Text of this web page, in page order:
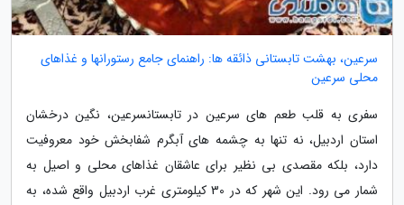
سرعین، بهشت تابستانی ذائقه ها: راهنمای جامع رستورانها و غذاهای
محلی سرعین
سفری به قلب طعم های سرعین در تابستانسرعین، نگین درخشان
استان اردبیل، نه تنها به چشمه های آبگرم شفابخش خود معروفیت
دارد، بلکه مقصدی بی نظیر برای عاشقان غذاهای محلی و اصیل به
شمار می رود. این شهر که در 30 کیلومتری غرب اردبیل واقع شده، به